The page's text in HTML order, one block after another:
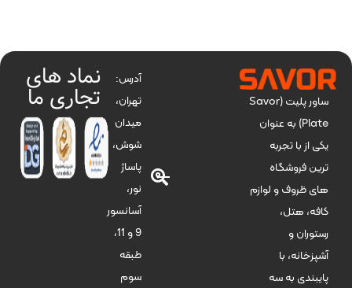
ساور پلیت (Savor
Plate) به عنوان
یکی از با تجربه
ترین فروشگاه
های ظروف و لوازم
کافه، هتل،
رستوران و
آشپزخانه، با
پایبندی به سه
آدرس:
تهران،
میدان
شوش،
پاساژ
نور،
آسانسور
9 و 11،
طبقه
سوم
نماد های
تجاری ما